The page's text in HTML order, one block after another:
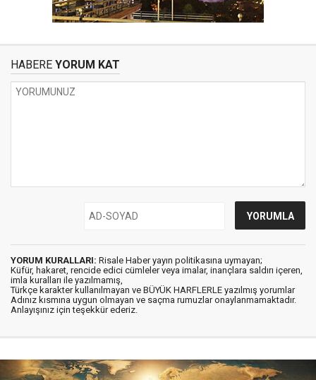
HABERE YORUM KAT
YORUM KURALLARI: Risale Haber yayın politikasına uymayan;
Küfür, hakaret, rencide edici cümleler veya imalar, inançlara saldırı içeren,
imla kuralları ile yazılmamış,
Türkçe karakter kullanılmayan ve BÜYÜK HARFLERLE yazılmış yorumlar
Adınız kısmına uygun olmayan ve saçma rumuzlar onaylanmamaktadır.
Anlayışınız için teşekkür ederiz.